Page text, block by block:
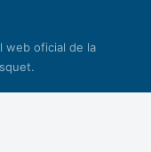
web oficial de la